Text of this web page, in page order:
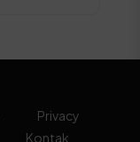
Privacy
Kontak